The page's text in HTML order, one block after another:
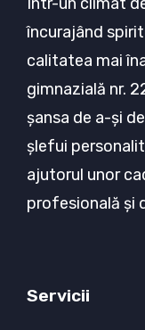
încurajând
calitatea mai
gimnazială nr.
şansa de a-şi
şlefui
ajutorul unor
profesională şi
Servicii